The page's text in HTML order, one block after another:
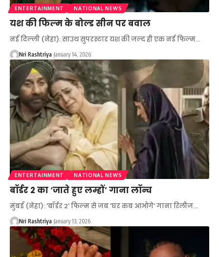
ENTERTAINMENT NATIONAL NEWS
यश की फिल्म के बोल्ड सीन पर बवाल
नई दिल्ली (नेहा): साउथ सुपरस्टार यश की जल्द ही एक नई फिल्म…
Nri Rashtriya January 14, 2026
ENTERTAINMENT NATIONAL NEWS
बॉर्डर 2 का ‘जाते हुए लम्हों’ गाना लॉन्च
मुंबई (नेहा): 'बॉर्डर 2' फिल्म से जब 'घर कब आओगे' गाना रिलीज…
Nri Rashtriya January 13, 2026